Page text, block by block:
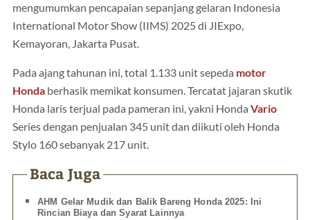
mengumumkan pencapaian sepanjang gelaran Indonesia
International Motor Show (IIMS) 2025 di JIExpo,
Kemayoran, Jakarta Pusat.
Pada ajang tahunan ini, total 1.133 unit sepeda motor
Honda berhasik memikat konsumen. Tercatat jajaran skutik
Honda laris terjual pada pameran ini, yakni Honda Vario
Series dengan penjualan 345 unit dan diikuti oleh Honda
Stylo 160 sebanyak 217 unit.
Baca Juga
AHM Gelar Mudik dan Balik Bareng Honda 2025: Ini
Rincian Biaya dan Syarat Lainnya